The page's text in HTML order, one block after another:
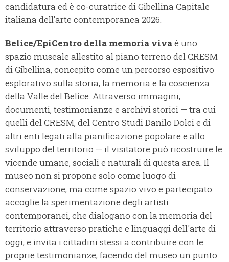
candidatura ed è co-curatrice di Gibellina Capitale
italiana dell’arte contemporanea 2026.
Belìce/EpiCentro della memoria vivaè uno
spazio museale allestito al piano terreno del CRESM
di Gibellina, concepito come un percorso espositivo
esplorativo sulla storia, la memoria e la coscienza
della Valle del Belìce. Attraverso immagini,
documenti, testimonianze e archivi storici — tra cui
quelli del CRESM, del Centro Studi Danilo Dolci e di
altri enti legati alla pianificazione popolare e allo
sviluppo del territorio — il visitatore può ricostruire le
vicende umane, sociali e naturali di questa area. Il
museo non si propone solo come luogo di
conservazione, ma come spazio vivo e partecipato:
accoglie la sperimentazione degli artisti
contemporanei, che dialogano con la memoria del
territorio attraverso pratiche e linguaggi dell'arte di
oggi, e invita i cittadini stessi a contribuire con le
proprie testimonianze, facendo del museo un punto